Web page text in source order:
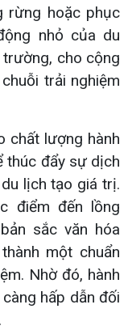
rừng hoặc phục
nhỏ của du
cho cộng
trải nghiệm
chất lượng hành
thúc đẩy sự dịch
lịch tạo giá trị.
điểm đến lồng
sắc văn hóa
một chuẩn
Nhờ đó, hành
hấp dẫn đối